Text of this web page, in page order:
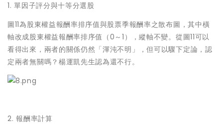
1. 單因子評分與十等分選股
圖11為股東權益報酬率排序值與股票季報酬率之散布圖，其中橫
軸改成股東權益報酬率排序值（0～1），縱軸不變。從圖11可以
看得出來，兩者的關係仍然「渾沌不明」，但可以驟下定論，認
定兩者無關嗎？楊運凱先生認為還不行。
2. 報酬率計算